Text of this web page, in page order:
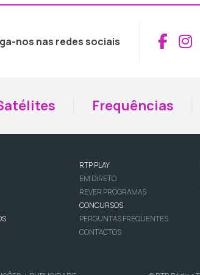
nos nas redes sociais
Frequências
RTP PLAY
EM DIRETO
REVER PROGRAMAS
CONCURSOS
PERGUNTAS FREQUENTES
CONTACTOS